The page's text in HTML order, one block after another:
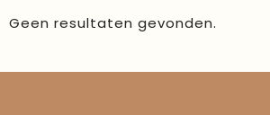
Geen resultaten gevonden.